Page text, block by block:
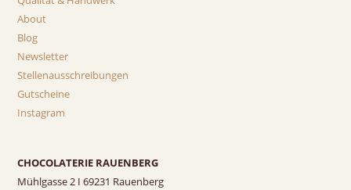
About
Blog
Newsletter
Stellenausschreibungen
Gutscheine
Instagram
CHOCOLATERIE RAUENBERG
Mühlgasse 2 I 69231 Rauenberg